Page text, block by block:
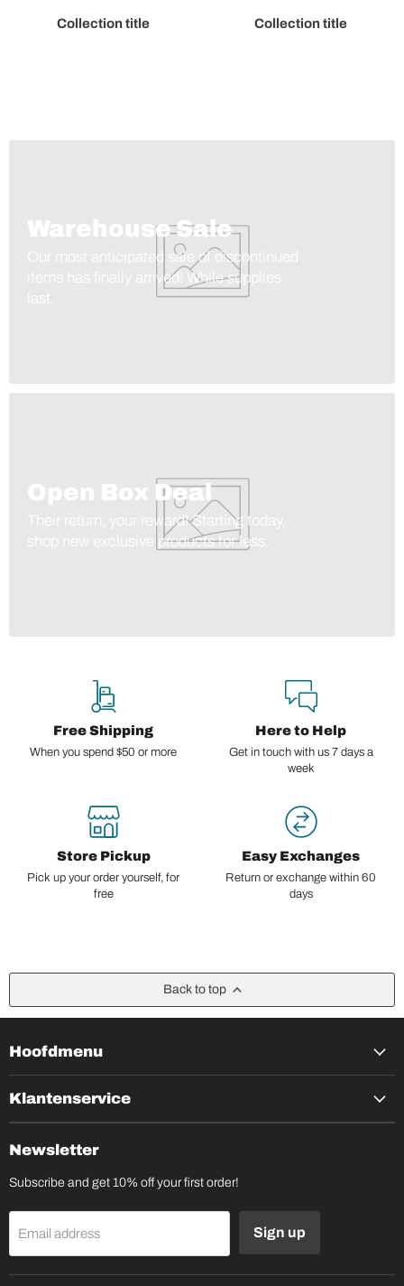
Collection title Collection title
Warehouse Sale
Our most anticipated sale of discontinued
items has finally arrived! While supplies
Open Box Deal
Their return, your reward! Starting today,
shop new exclusive products for less.
Free Shipping
When you spend $50 or more
Here to Help
Get in touch with us 7 days a
week
Store Pickup
Pick up your order yourself, for
free
Easy Exchanges
Return or exchange within 60
days
Back to top
Hoofdmenu
Klantenservice
Newsletter
Subscribe and get 10% off your first order!
Email address Sign up